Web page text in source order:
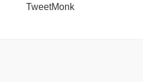
TweetMonk